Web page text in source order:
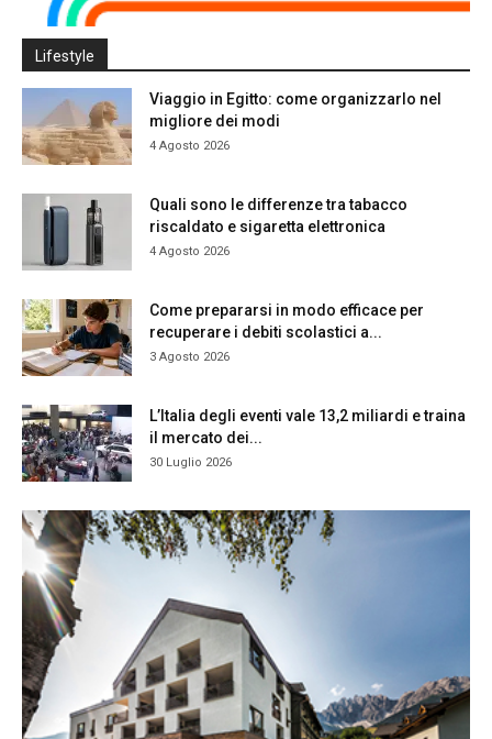
Lifestyle
Viaggio in Egitto: come organizzarlo nel
migliore dei modi
4 Agosto 2026
Quali sono le differenze tra tabacco
riscaldato e sigaretta elettronica
4 Agosto 2026
Come prepararsi in modo efficace per
recuperare i debiti scolastici a...
3 Agosto 2026
L’Italia degli eventi vale 13,2 miliardi e traina
il mercato dei...
30 Luglio 2026